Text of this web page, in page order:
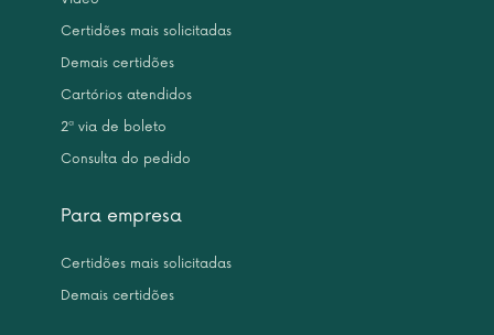
Certidões mais solicitadas
Demais certidões
Cartórios atendidos
2ª via de boleto
Consulta do pedido
Para empresa
Certidões mais solicitadas
Demais certidões